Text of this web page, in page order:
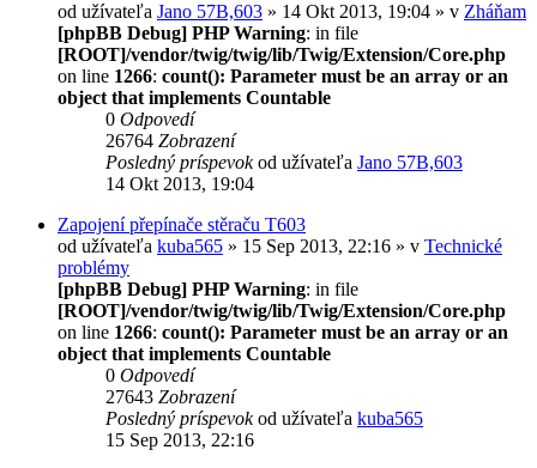
od užívateľa Jano 57B,603 » 14 Okt 2013, 19:04 » v Zháňam
[phpBB Debug] PHP Warning: in file
[ROOT]/vendor/twig/twig/lib/Twig/Extension/Core.php
on line 1266: count(): Parameter must be an array or an
object that implements Countable
0 Odpovedí
26764 Zobrazení
Posledný príspevokod užívateľa Jano 57B,603
14 Okt 2013, 19:04
Zapojení přepínače stěraču T603
od užívateľa kuba565 » 15 Sep 2013, 22:16 » v Technické
problémy
[phpBB Debug] PHP Warning: in file
[ROOT]/vendor/twig/twig/lib/Twig/Extension/Core.php
on line 1266: count(): Parameter must be an array or an
object that implements Countable
0 Odpovedí
27643 Zobrazení
Posledný príspevokod užívateľa kuba565
15 Sep 2013, 22:16